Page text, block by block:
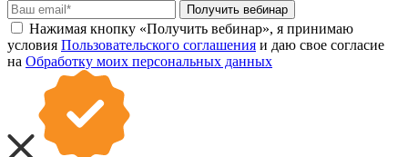
Получить вебинар
Нажимая кнопку «Получить вебинар», я принимаю
условия Пользовательского соглашения и даю свое согласие
на Обработку моих персональных данных